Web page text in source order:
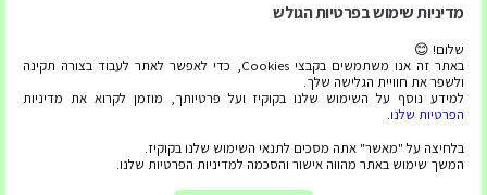
כל הזכויות שמורות ל “צג עליתה” 2020-2025 ©
מדיניות שימוש בפרטיות הגולש
שלום! 😊
באתר זה אנו משתמשים בקבצי Cookies, כדי לאפשר לאתר לעבוד בצורה תקינה
ולשפר את חוויית הגלישה שלך.
למידע נוסף על השימוש שלנו בקוקיז ועל פרטיותך, מוזמן לקרוא את מדיניות
הפרטיות שלנו.
בלחיצה על "מאשר" אתה מסכים לתנאי השימוש שלנו בקוקיז.
המשך שימוש באתר מהווה אישור והסכמה למדיניות הפרטיות שלנו.